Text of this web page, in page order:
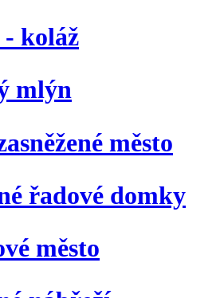
koláž
mlýn
město
řadové domky
město